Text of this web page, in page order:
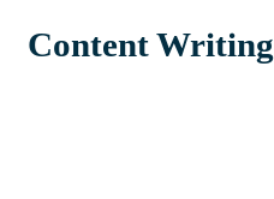
Content Writing